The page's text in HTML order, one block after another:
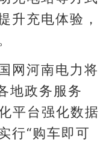
升充电体验，
网河南电力将
地政务服务
平台强化数据
行“购车即可